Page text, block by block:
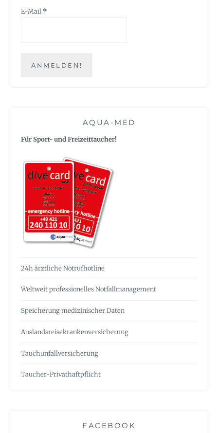
E-Mail *
AQUA-MED
Für Sport- und Freizeittaucher!
24h ärztliche Notrufhotline
Weltweit professionelles Notfall­management
Speicherung medizinischer Daten
Auslandsreise­krankenversicherung
Tauchunfall­versicherung
Taucher-Privathaftpflicht
FACEBOOK